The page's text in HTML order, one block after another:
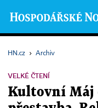
HN.cz › Archiv
VELKÉ ČTENÍ
Kultovní Máj